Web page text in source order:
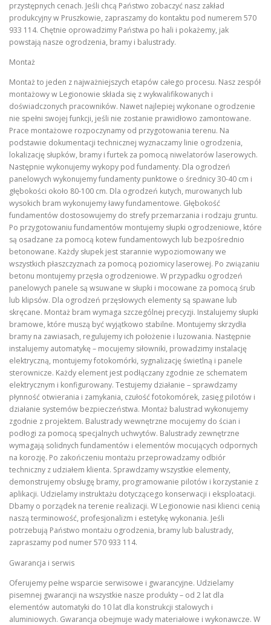
przystępnych cenach. Jeśli chcą Państwo zobaczyć nasz zakład
produkcyjny w Pruszkowie, zapraszamy do kontaktu pod numerem 570
933 114. Chętnie oprowadzimy Państwa po hali i pokażemy, jak
powstają nasze ogrodzenia, bramy i balustrady.
Montaż
Montaż to jeden z najważniejszych etapów całego procesu. Nasz zespół
montażowy w Legionowie składa się z wykwalifikowanych i
doświadczonych pracowników. Nawet najlepiej wykonane ogrodzenie
nie spełni swojej funkcji, jeśli nie zostanie prawidłowo zamontowane.
Prace montażowe rozpoczynamy od przygotowania terenu. Na
podstawie dokumentacji technicznej wyznaczamy linie ogrodzenia,
lokalizację słupków, bramy i furtek za pomocą niwelatorów laserowych.
Następnie wykonujemy wykopy pod fundamenty. Dla ogrodzeń
panelowych wykonujemy fundamenty punktowe o średnicy 30-40 cm i
głębokości około 80-100 cm. Dla ogrodzeń kutych, murowanych lub
wysokich bram wykonujemy ławy fundamentowe. Głębokość
fundamentów dostosowujemy do strefy przemarzania i rodzaju gruntu.
Po przygotowaniu fundamentów montujemy słupki ogrodzeniowe, które
są osadzane za pomocą kotew fundamentowych lub bezpośrednio
betonowane. Każdy słupek jest starannie wypoziomowany we
wszystkich płaszczyznach za pomocą poziomicy laserowej. Po związaniu
betonu montujemy przęsła ogrodzeniowe. W przypadku ogrodzeń
panelowych panele są wsuwane w słupki i mocowane za pomocą śrub
lub klipsów. Dla ogrodzeń przęsłowych elementy są spawane lub
skręcane. Montaż bram wymaga szczególnej precyzji. Instalujemy słupki
bramowe, które muszą być wyjątkowo stabilne. Montujemy skrzydła
bramy na zawiasach, regulujemy ich położenie i luzowania. Następnie
instalujemy automatykę – mocujemy siłowniki, prowadzimy instalację
elektryczną, montujemy fotokomórki, sygnalizację świetlną i panele
sterownicze. Każdy element jest podłączany zgodnie ze schematem
elektrycznym i konfigurowany. Testujemy działanie – sprawdzamy
płynność otwierania i zamykania, czułość fotokomórek, zasięg pilotów i
działanie systemów bezpieczeństwa. Montaż balustrad wykonujemy
zgodnie z projektem. Balustrady wewnętrzne mocujemy do ścian i
podłogi za pomocą specjalnych uchwytów. Balustrady zewnętrzne
wymagają solidnych fundamentów i elementów mocujących odpornych
na korozję. Po zakończeniu montażu przeprowadzamy odbiór
techniczny z udziałem klienta. Sprawdzamy wszystkie elementy,
demonstrujemy obsługę bramy, programowanie pilotów i korzystanie z
aplikacji. Udzielamy instruktażu dotyczącego konserwacji i eksploatacji.
Dbamy o porządek na terenie realizacji. W Legionowie nasi klienci cenią
naszą terminowość, profesjonalizm i estetykę wykonania. Jeśli
potrzebują Państwo montażu ogrodzenia, bramy lub balustrady,
zapraszamy pod numer 570 933 114.
Gwarancja i serwis
Oferujemy pełne wsparcie serwisowe i gwarancyjne. Udzielamy
pisemnej gwarancji na wszystkie nasze produkty – od 2 lat dla
elementów automatyki do 10 lat dla konstrukcji stalowych i
aluminiowych. Gwarancja obejmuje wady materiałowe i wykonawcze. W